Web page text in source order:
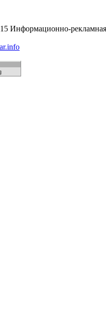
Информационно-